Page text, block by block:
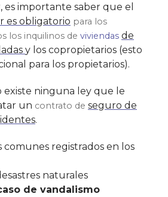
es importante saber que el
es obligatorio para los
los inquilinos de viviendas de
y los copropietarios (esto
para los propietarios).
existe ninguna ley que le
un contrato de seguro de
.
comunes registrados en los
naturales
de vandalismo